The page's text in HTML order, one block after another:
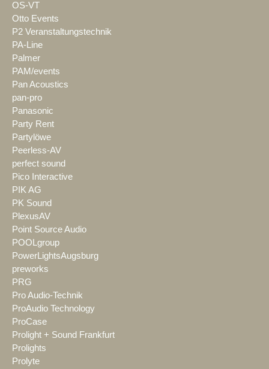
OS-VT
Otto Events
P2 Veranstaltungstechnik
PA-Line
Palmer
PAM/events
Pan Acoustics
pan-pro
Panasonic
Party Rent
Partylöwe
Peerless-AV
perfect sound
Pico Interactive
PIK AG
PK Sound
PlexusAV
Point Source Audio
POOLgroup
PowerLightsAugsburg
preworks
PRG
Pro Audio-Technik
ProAudio Technology
ProCase
Prolight + Sound Frankfurt
Prolights
Prolyte